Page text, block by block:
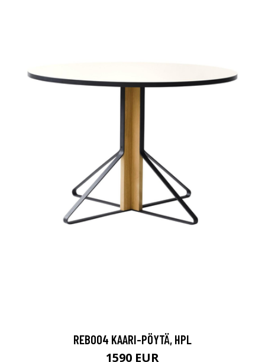
REB004 KAARI-PÖYTÄ, HPL
1590 EUR